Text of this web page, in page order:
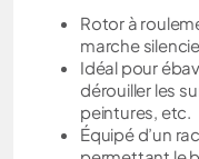
Rotor à
marche
Idéal pour
dérouiller les
peintures, etc.
Équipé d’un